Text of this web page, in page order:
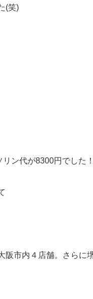
(笑)
ン代が8300円でした
阪市内４店舗。さらに